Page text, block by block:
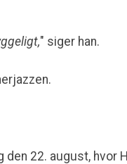
" siger han.
22. august, hvor